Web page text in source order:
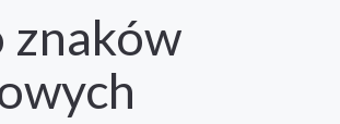
znaków